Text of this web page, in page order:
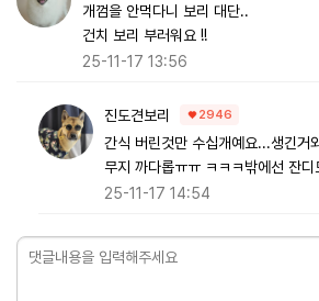
개껌을 안먹다니 보리 대단..
건치 보리 부러워요 !!
25-11-17 13:56
진도견보리 2946
간식 버린것만 수십개예요...생긴거
무지 까다롭ㅠㅠ ㅋㅋㅋ밖에선 잔디
25-11-17 14:54